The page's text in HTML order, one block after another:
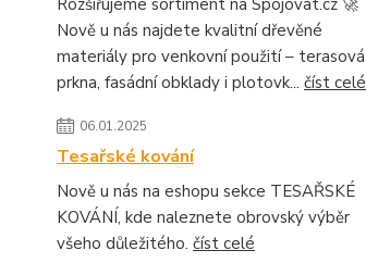
Rozšiřujeme sortiment na Spojovat.cz 🚀
Nově u nás najdete kvalitní dřevěné
materiály pro venkovní použití – terasová
prkna, fasádní obklady i plotovk... číst celé
06.01.2025
Tesařské kování
Nově u nás na eshopu sekce TESAŘSKÉ
KOVÁNÍ, kde naleznete obrovský výběr
všeho důležitého. číst celé